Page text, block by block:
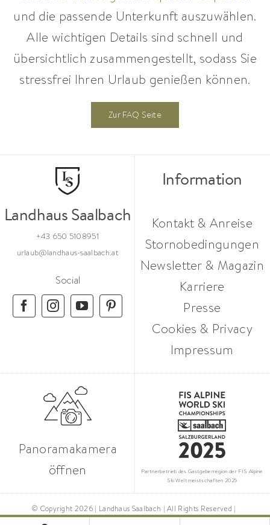
und die passende Unterkunft auszuwählen.
Alle wichtigen Details sind schnell und
übersichtlich zusammengestellt, sodass Sie
stressfrei Ihren Urlaub genießen können.
Zur FAQ Seite
Landhaus Saalbach
+43 650 5108951
urlaub@landhaus-saalbach.at
Social
Information
Kontakt & Anreise
Stornobedingungen
Newsletter & Magazin
Karriere
Presse
Cookies & Privacy
Impressum
Panoramakamera
öffnen
Partnerbetrieb des Gastgeberregion der FIS Alpine
Ski Weltmeistschaften 2025
© Copyright 2026 | Landhaus Saalbach | All Rights Reserved |